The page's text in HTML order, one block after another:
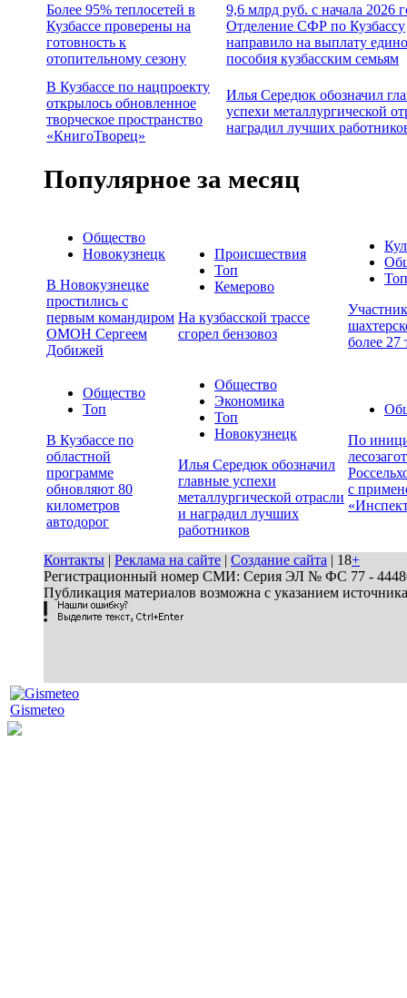
Более 95% теплосетей в
Кузбассе проверены на
готовность к
отопительному сезону
9,6 млрд руб. с начала 2026
Отделение СФР по Кузбассу
направило на выплату
пособия кузбасским семьям
В Кузбассе по нацпроекту
открылось обновленное
творческое пространство
«КнигоТворец»
Илья Середюк обозначил
успехи металлургической
наградил лучших
Популярное за месяц
Общество
Новокузнецк
В Новокузнецке
простились с
первым командиром
ОМОН Сергеем
Добижей
Происшествия
Топ
Кемерово
На кузбасской трассе
сгорел бензовоз
Топ
более 27
Общество
Топ
В Кузбассе по
областной
программе
обновляют 80
километров
автодорог
Общество
Экономика
Топ
Новокузнецк
Илья Середюк обозначил
главные успехи
металлургической отрасли
и наградил лучших
работников
По
с
Контакты | Реклама на сайте | Создание сайта | 18+
Регистрационный номер СМИ: Серия ЭЛ № ФС 77 - 44486
Публикация материалов возможна с указанием
Gismeteo